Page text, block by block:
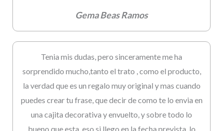
Gema Beas Ramos
Tenia mis dudas, pero sinceramente me ha
sorprendido mucho,tanto el trato , como el producto,
la verdad que es un regalo muy original y mas cuando
puedes crear tu frase, que decir de como te lo envia en
una cajita decorativa y envuelto, y sobre todo lo
bueno que esta, eso si llego en la fecha prevista, lo